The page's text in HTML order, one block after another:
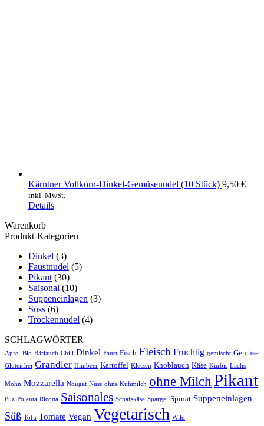
Kärntner Vollkorn-Dinkel-Gemüsenudel (10 Stück) 9,50 €
inkl. MwSt.
Details
Warenkorb
Produkt-Kategorien
Dinkel (3)
Faustnudel (5)
Pikant (30)
Saisonal (10)
Suppeneinlagen (3)
Süss (6)
Trockennudel (4)
SCHLAGWÖRTER
Apfel Bio Bärlauch Chili Dinkel Faust Fisch Fleisch Fruchtig gemischt Gemüse
Glutenfrei Grandler Himbeer Kartoffel Kletzen Knoblauch Käse Kürbis Lachs
Mohn Mozzarella Nougat Nuss ohne Kuhmilch ohne MilchPikant
Pilz Polenta Ricotta Saisonales Schafskäse Spargel Spinat Suppeneinlagen
Süß Tofu Tomate Vegan Vegetarisch Wild